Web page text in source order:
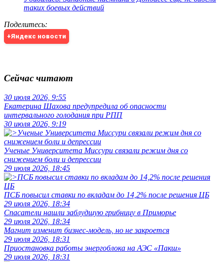
таких боевых действий
Поделитесь:
+Яндекс новости
Сейчас читают
30 июля 2026, 9:55
Екатерина Шахова предупредила об опасности
интервального голодания при РПП
30 июля 2026, 9:19
Ученые Университета Миссури связали режим дня со
снижением боли и депрессии
29 июля 2026, 18:45
ПСБ повысил ставки по вкладам до 14,2% после решения ЦБ
29 июля 2026, 18:34
Спасатели нашли заблудшую грибницу в Приморье
29 июля 2026, 18:34
Магнит изменит бизнес-модель, но не закроется
29 июля 2026, 18:31
Приостановка работы энергоблока на АЭС «Пакш»
29 июля 2026, 18:31